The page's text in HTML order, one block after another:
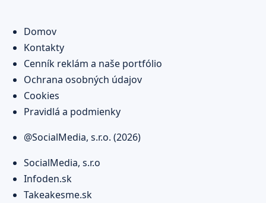
Domov
Kontakty
Cenník reklám a naše portfólio
Ochrana osobných údajov
Cookies
Pravidlá a podmienky
@SocialMedia, s.r.o. (2026)
SocialMedia, s.r.o
Infoden.sk
Takeakesme.sk